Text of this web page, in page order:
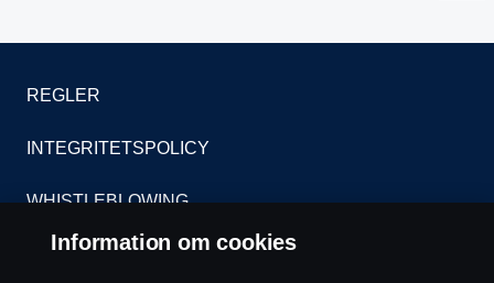
REGLER
INTEGRITETSPOLICY
WHISTLEBLOWING
KONTAKT
Information om cookies